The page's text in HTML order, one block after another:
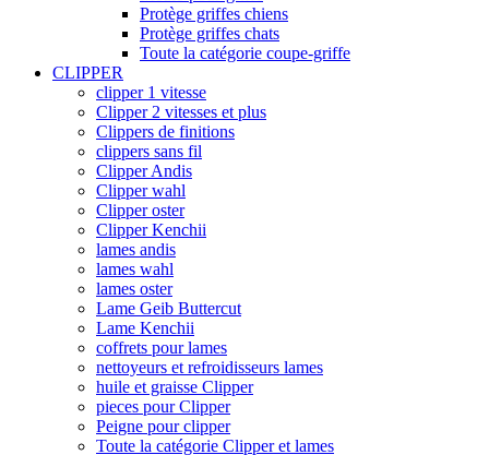
Protège griffes chiens
Protège griffes chats
Toute la catégorie coupe-griffe
CLIPPER
clipper 1 vitesse
Clipper 2 vitesses et plus
Clippers de finitions
clippers sans fil
Clipper Andis
Clipper wahl
Clipper oster
Clipper Kenchii
lames andis
lames wahl
lames oster
Lame Geib Buttercut
Lame Kenchii
coffrets pour lames
nettoyeurs et refroidisseurs lames
huile et graisse Clipper
pieces pour Clipper
Peigne pour clipper
Toute la catégorie Clipper et lames